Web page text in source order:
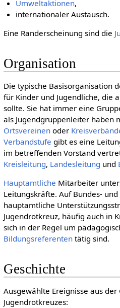
Umweltaktionen,
internationaler Austausch.
Eine Randerscheinung sind die
Organisation
Die typische Basisorganisation
für Kinder und Jugendliche, die
sollte. Sie hat immer eine
als Jugendgruppenleiter haben
Ortsvereinenoder
Verbandstufe gibt es eine
im betreffenden Vorstand
Kreisleitung, Landesleitung und
Hauptamtliche Mitarbeiter
Leitungskräfte. Auf Bundes-
hauptamtliche
Jugendrotkreuz, häufig auch in
sich in der Regel um
Bildungsreferententätig sind.
Geschichte
Ausgewählte Ereignisse aus der
Jugendrotkreuzes: